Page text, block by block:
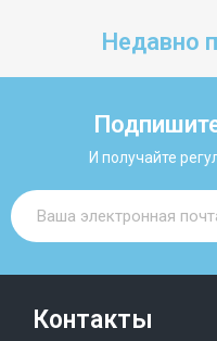
Недавно
И получайте
Контакты